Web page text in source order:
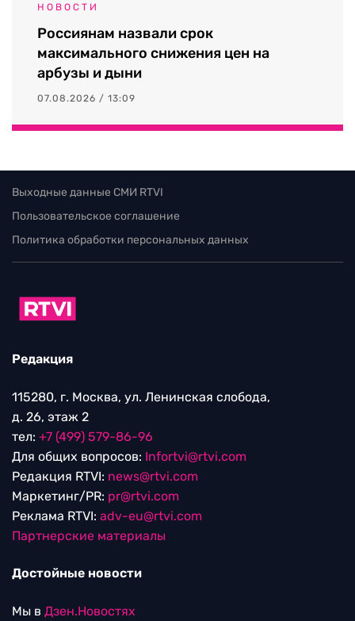
НОВОСТИ
Россиянам назвали срок
максимального снижения цен на
арбузы и дыни
07.08.2026 / 13:09
Выходные данные СМИ RTVI
Пользовательское соглашение
Политика обработки персональных данных
Редакция
115280, г. Москва, ул. Ленинская слобода,
д. 26, этаж 2
тел: +7 (499) 579-86-96
Для общих вопросов: Infortvi@rtvi.com
Редакция RTVI: news@rtvi.com
Маркетинг/PR: pr@rtvi.com
Реклама RTVI: adv-eu@rtvi.com
Партнерские материалы
Достойные новости
Мы в Дзен.Новостях